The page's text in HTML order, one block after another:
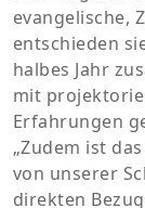
evangelische,
entschieden
halbes Jahr
mit
Erfahrungen
„Zudem ist
von unserer
direkten